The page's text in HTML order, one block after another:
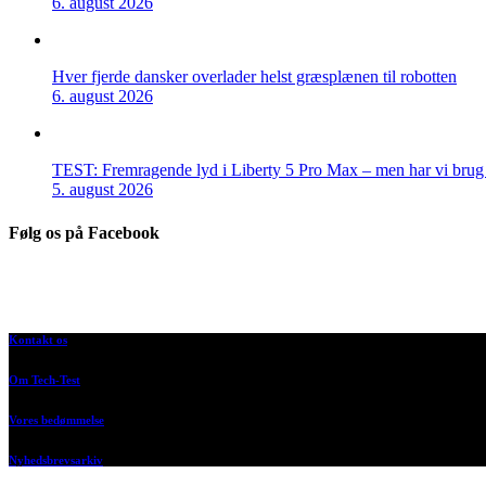
Hver fjerde dansker overlader helst græsplænen til robotten
6. august 2026
TEST: Fremragende lyd i Liberty 5 Pro Max – men har vi brug
5. august 2026
Følg os på Facebook
Kontakt os
Om Tech-Test
Vores bedømmelse
Nyhedsbrevsarkiv